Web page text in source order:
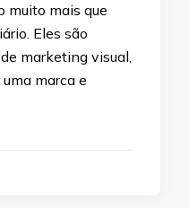
muito mais que
Eles são
marketing visual,
marca e